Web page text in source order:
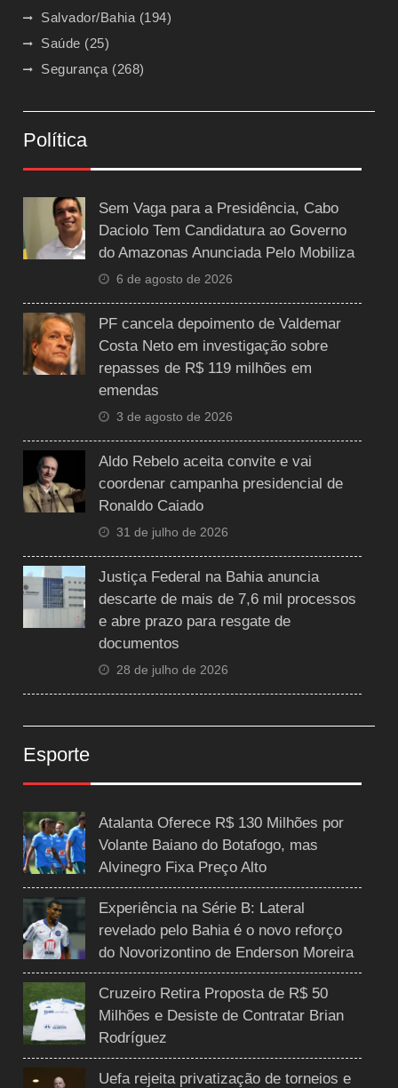
Salvador/Bahia (194)
Saúde (25)
Segurança (268)
Política
Sem Vaga para a Presidência, Cabo
Daciolo Tem Candidatura ao Governo
do Amazonas Anunciada Pelo Mobiliza
6 de agosto de 2026
PF cancela depoimento de Valdemar
Costa Neto em investigação sobre
repasses de R$ 119 milhões em
emendas
3 de agosto de 2026
Aldo Rebelo aceita convite e vai
coordenar campanha presidencial de
Ronaldo Caiado
31 de julho de 2026
Justiça Federal na Bahia anuncia
descarte de mais de 7,6 mil processos
e abre prazo para resgate de
documentos
28 de julho de 2026
Esporte
Atalanta Oferece R$ 130 Milhões por
Volante Baiano do Botafogo, mas
Alvinegro Fixa Preço Alto
Experiência na Série B: Lateral
revelado pelo Bahia é o novo reforço
do Novorizontino de Enderson Moreira
Cruzeiro Retira Proposta de R$ 50
Milhões e Desiste de Contratar Brian
Rodríguez
Uefa rejeita privatização de torneios e